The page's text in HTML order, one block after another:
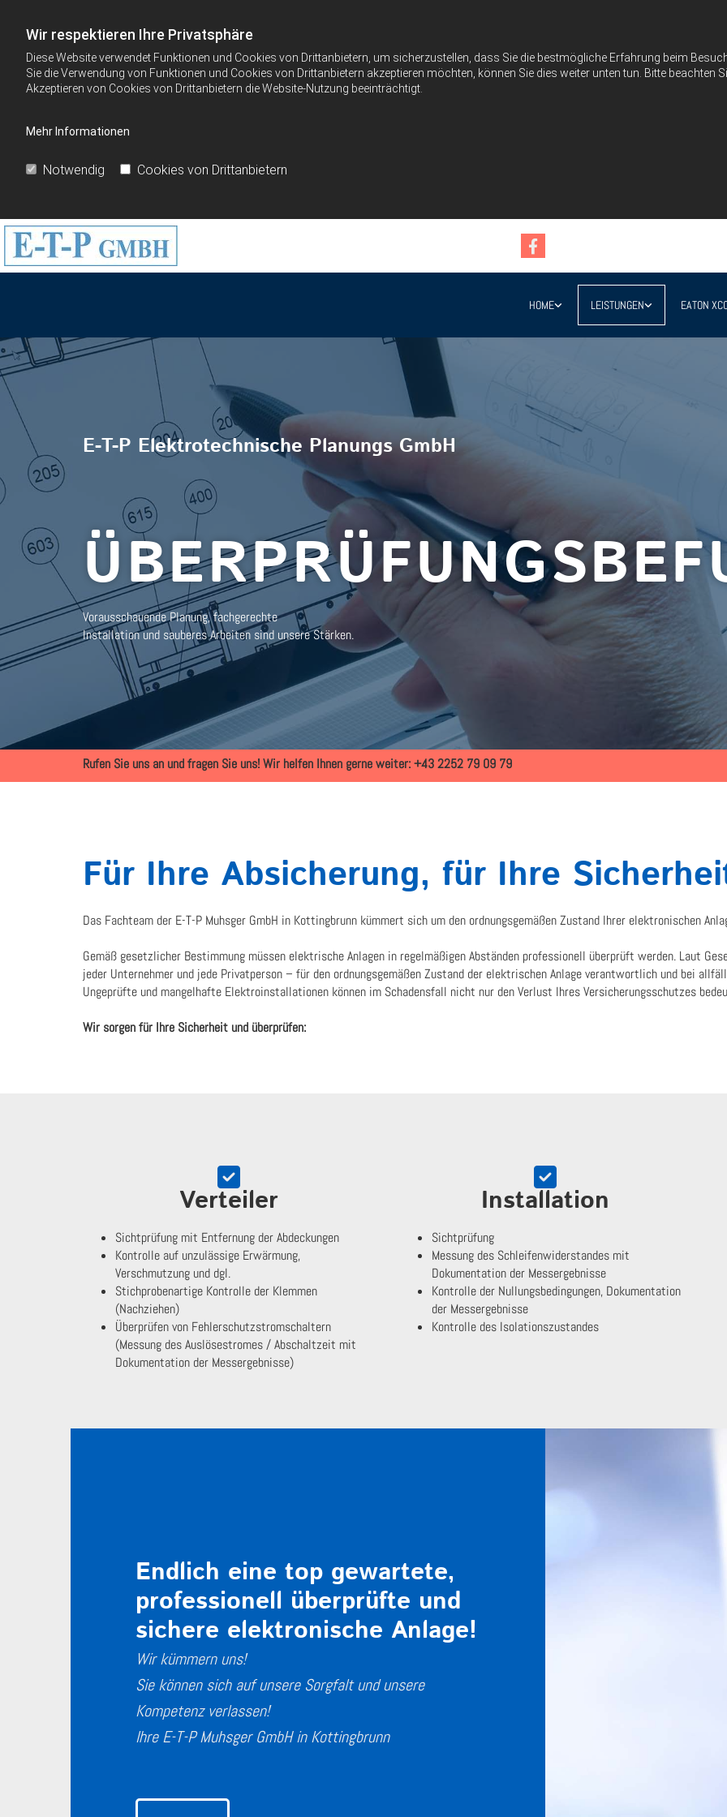
Wir respektieren Ihre Privatsphäre
Diese Website verwendet Funktionen und Cookies von Drittanbietern, um sicherzustellen, dass Sie die bestmögliche Erfahrung beim
Sie die Verwendung von Funktionen und Cookies von Drittanbietern akzeptieren möchten, können Sie dies weiter unten tun. Bitte beachten
Akzeptieren von Cookies von Drittanbietern die Website-Nutzung beeinträchtigt.
Mehr Informationen
Notwendig Cookies von Drittanbietern
HOME LEISTUNGEN EATON
E-T-P Elektrotechnische Planungs GmbH
Vorausschauende Planung, fachgerechte
Installation und sauberes Arbeiten sind unsere Stärken.
Rufen Sie uns an und fragen Sie uns! Wir helfen Ihnen gerne weiter:+43 2252 79 09 79
Für Ihre Absicherung, für Ihre
Das Fachteam der E-T-P Muhsger GmbH in Kottingbrunn kümmert sich um den ordnungsgemäßen Zustand Ihrer elektronischen
Gemäß gesetzlicher Bestimmung müssen elektrische Anlagen in regelmäßigen Abständen professionell überprüft werden. Laut
jeder Unternehmer und jede Privatperson – für den ordnungsgemäßen Zustand der elektrischen Anlage verantwortlich und bei
Ungeprüfte und mangelhafte Elektroinstallationen können im Schadensfall nicht nur den Verlust Ihres Versicherungsschutzes
Wir sorgen für Ihre Sicherheit und überprüfen:
Verteiler
Sichtprüfung mit Entfernung der Abdeckungen
Kontrolle auf unzulässige Erwärmung,
Verschmutzung und dgl.
Stichprobenartige Kontrolle der Klemmen
(Nachziehen)
Überprüfen von Fehlerschutzstromschaltern
(Messung des Auslösestromes / Abschaltzeit mit
Dokumentation der Messergebnisse)
Installation
Sichtprüfung
Messung des Schleifenwiderstandes mit
Dokumentation der Messergebnisse
Kontrolle der Nullungsbedingungen, Dokumentation
der Messergebnisse
Kontrolle des Isolationszustandes
Endlich eine top gewartete,
professionell überprüfte und
sichere elektronische Anlage!
Wir kümmern uns!
Sie können sich auf unsere Sorgfalt und unsere
Kompetenz verlassen!
Ihre E-T-P Muhsger GmbH in Kottingbrunn